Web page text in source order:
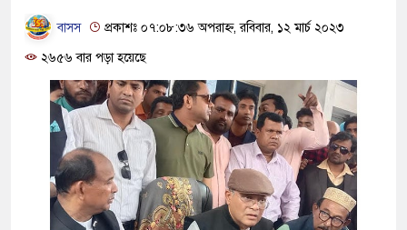
বাসস
প্রকাশঃ ০৭:০৮:৩৬ অপরাহ্ন, রবিবার, ১২ মার্চ ২০২৩
২৬৫৬ বার পড়া হয়েছে